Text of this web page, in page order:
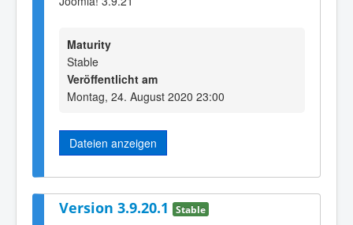
Maturity
Stable
Veröffentlicht am
Montag, 24. August 2020 23:00
Dateien anzeigen
Version 3.9.20.1 Stable